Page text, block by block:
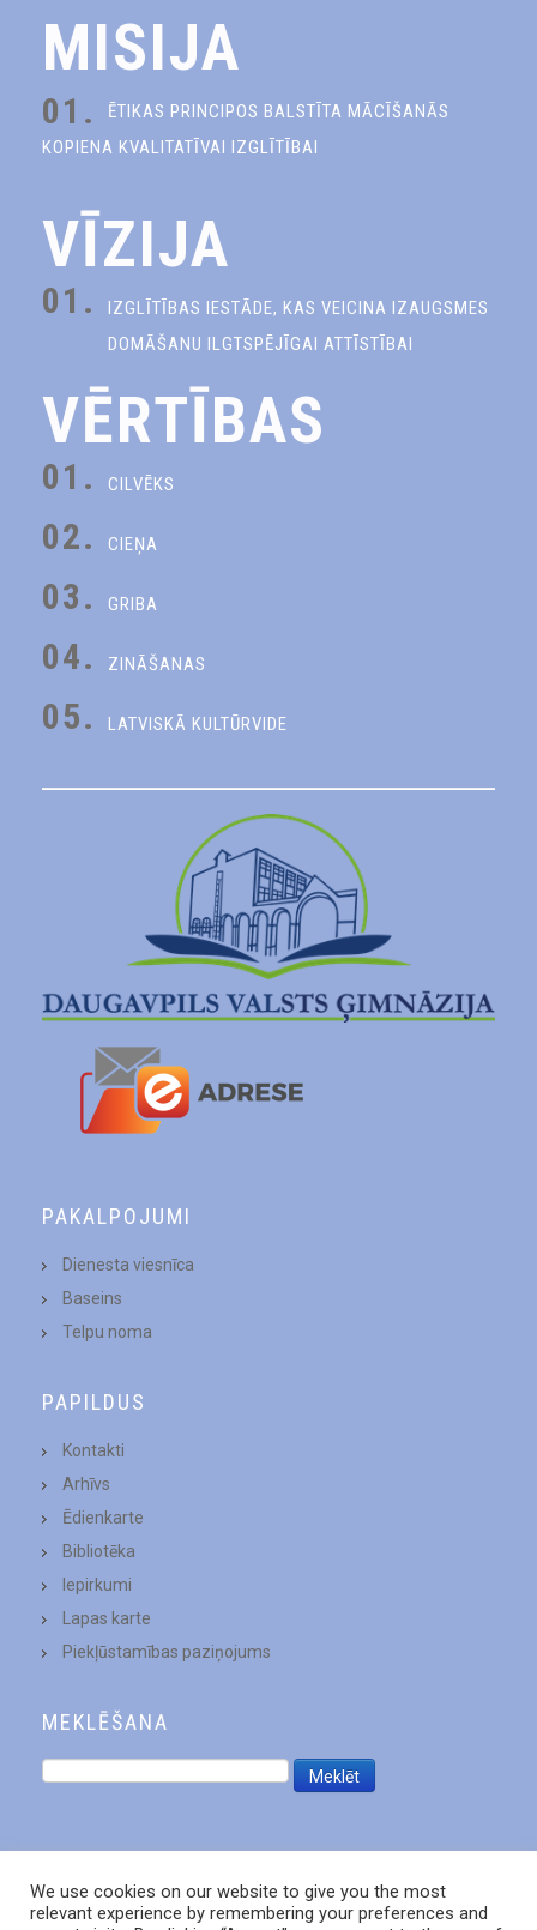
MISIJA
01.
ĒTIKAS PRINCIPOS BALSTĪTA MĀCĪŠANĀS
KOPIENA KVALITATĪVAI IZGLĪTĪBAI
VĪZIJA
01.
IZGLĪTĪBAS IESTĀDE, KAS VEICINA IZAUGSMES
DOMĀŠANU ILGTSPĒJĪGAI ATTĪSTĪBAI
VĒRTĪBAS
01. CILVĒKS
02. CIEŅA
03. GRIBA
04. ZINĀŠANAS
05. LATVISKĀ KULTŪRVIDE
PAKALPOJUMI
Dienesta viesnīca
Baseins
Telpu noma
PAPILDUS
Kontakti
Arhīvs
Ēdienkarte
Bibliotēka
Iepirkumi
Lapas karte
Piekļūstamības paziņojums
MEKLĒŠANA
We use cookies on our website to give you the most
relevant experience by remembering your preferences and